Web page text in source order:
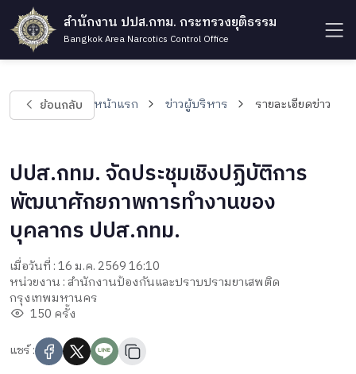
สำนักงาน ปปส.กทม. กระทรวงยุติธรรม
Bangkok Area Narcotics Control Office
ย้อนกลับ หน้าแรก ข่าวผู้บริหาร รายละเอียดข่าว
ปปส.กทม. จัดประชุมเชิงปฏิบัติการ​
พัฒนาศักยภาพ​การทำงานของ
บุคลากร​ ปปส.กทม​.​
เมื่อวันที่ : 16 ม.ค. 2569 16:10
หน่วยงาน : สำนักงานป้องกันและปราบปรามยาเสพติด
กรุงเทพมหานคร
150 ครั้ง
แชร์ :